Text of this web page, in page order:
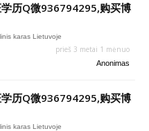
历Q微936794295,购买博
karas Lietuvoje
prieš 3 metai 1 mėnuo
Anonimas
历Q微936794295,购买博
karas Lietuvoje